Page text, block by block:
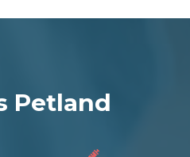
Petland